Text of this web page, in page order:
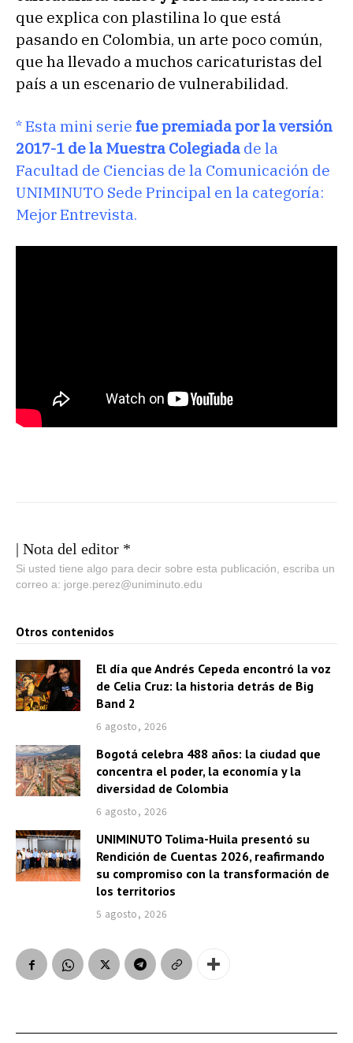
que explica con plastilina lo que está
pasando en Colombia, un arte poco común,
que ha llevado a muchos caricaturistas del
país a un escenario de vulnerabilidad.
* Esta mini serie fue premiada por la versión
2017-1 de la Muestra Colegiada de la
Facultad de Ciencias de la Comunicación de
UNIMINUTO Sede Principal en la categoría:
Mejor Entrevista.
| Nota del editor *
Si usted tiene algo para decir sobre esta publicación, escriba un
correo a: jorge.perez@uniminuto.edu
Otros contenidos
El día que Andrés Cepeda encontró la voz
de Celia Cruz: la historia detrás de Big
Band 2
6 agosto, 2026
Bogotá celebra 488 años: la ciudad que
concentra el poder, la economía y la
diversidad de Colombia
6 agosto, 2026
UNIMINUTO Tolima-Huila presentó su
Rendición de Cuentas 2026, reafirmando
su compromiso con la transformación de
los territorios
5 agosto, 2026